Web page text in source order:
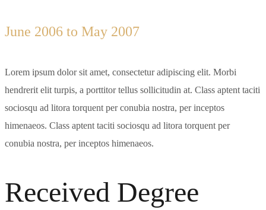
June 2006 to May 2007
Lorem ipsum dolor sit amet, consectetur adipiscing elit. Morbi
hendrerit elit turpis, a porttitor tellus sollicitudin at. Class aptent taciti
sociosqu ad litora torquent per conubia nostra, per inceptos
himenaeos. Class aptent taciti sociosqu ad litora torquent per
conubia nostra, per inceptos himenaeos.
Received Degree